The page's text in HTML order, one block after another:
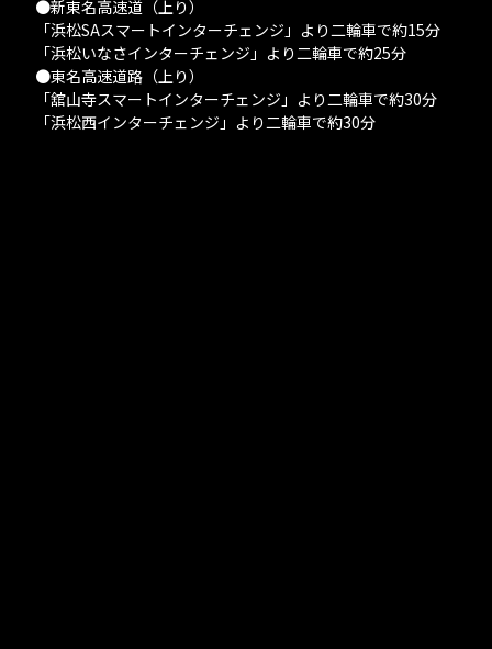
●新東名高速道（上り）
「浜松SAスマートインターチェンジ」より二輪車で約15分
「浜松いなさインターチェンジ」より二輪車で約25分
●東名高速道路（上り）
「舘山寺スマートインターチェンジ」より二輪車で約30分
「浜松西インターチェンジ」より二輪車で約30分